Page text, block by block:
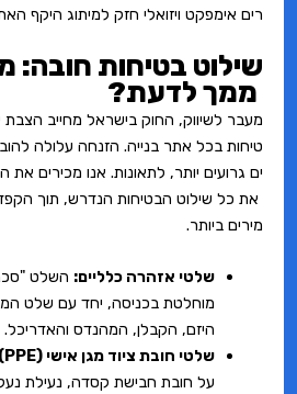
רים אימפקט ויזואלי חזק למיתוג היקף
שילוט בטיחות חובה:
ממך לדעת?
מעבר לשיווק, החוק בישראל מחייב הצבת
טיחות בכל אתר בנייה. הזנחה עלולה
ים גרועים יותר, לתאונות. אנו מכירים את
את כל שילוט הבטיחות הנדרש, תוך
מירים ביותר.
שלטי אזהרה כלליים:השלט "סכנה,
מוחלטת בכניסה, יחד עם שלט
היזם, הקבלן, המהנדס והאדריכל.
שלטי חובת ציוד מגן אישי (PPE):
על חובת חבישת קסדה, נעילת